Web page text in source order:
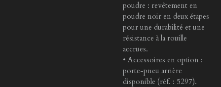
poudre : revêtement en
poudre noir en deux étapes
pour une durabilité et une
résistance à la rouille
accrues.
• Accessoires en option :
porte-pneu arrière
disponible (réf. : 5297).